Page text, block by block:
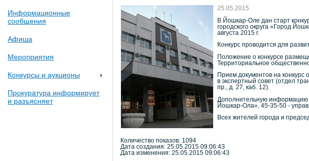
Информационные
сообщения
Афиша
Мероприятия
Конкурсы и аукционы
Прокуратура информирует
и разъясняет
25.05.2015
В Йошкар-Оле дан старт
городского округа «Город
августа 2015 г.
Конкурс проводится для
Положение о конкурсе
Территориальное
Прием документов на конкурс
в экспертный совет (отдел
пр., д. 27, каб. 12).
Дополнительную информацию
Йошкар-Ола», 45-35-50 -
Всех жителей города и
Количество показов: 1094
Дата создания: 25.05.2015 09:06:43
Дата изменения: 25.05.2015 09:06:43